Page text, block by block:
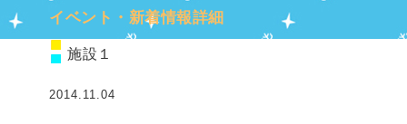
イベント・新着情報詳細
施設１
2014.11.04